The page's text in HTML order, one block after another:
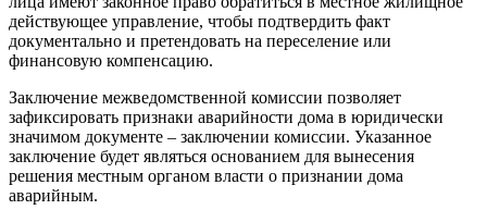
действующее управление, чтобы подтвердить факт
документально и претендовать на переселение или
финансовую компенсацию.
Заключение межведомственной комиссии позволяет
зафиксировать признаки аварийности дома в юридически
значимом документе – заключении комиссии. Указанное
заключение будет являться основанием для вынесения
решения местным органом власти о признании дома
аварийным.